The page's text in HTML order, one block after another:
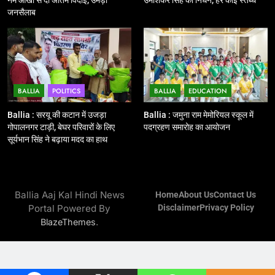
13
Ballia : त्यौहारों पर शांति व्यवस्था को
लेकर पुलिस ने किया रूट मार्च
BALLIA NATIONAL
14
15
में हो जाते है मायूस
जनसैलाब
BALLIA POLITICS
Ballia : सरयू की कटान में उजड़ा
गोपालनगर टाड़ी, बेघर परिवारों के लिए
सूर्यभान सिंह ने बढ़ाया मदद का हाथ
BALLIA EDUCATION
Ballia : जमुना राम मेमोरियल स्कूल में
पदग्रहण समारोह का आयोजन
Ballia Aaj Kal Hindi News
Portal Powered By
BlazeThemes.
HomeAbout UsContact Us
DisclaimerPrivacy Policy